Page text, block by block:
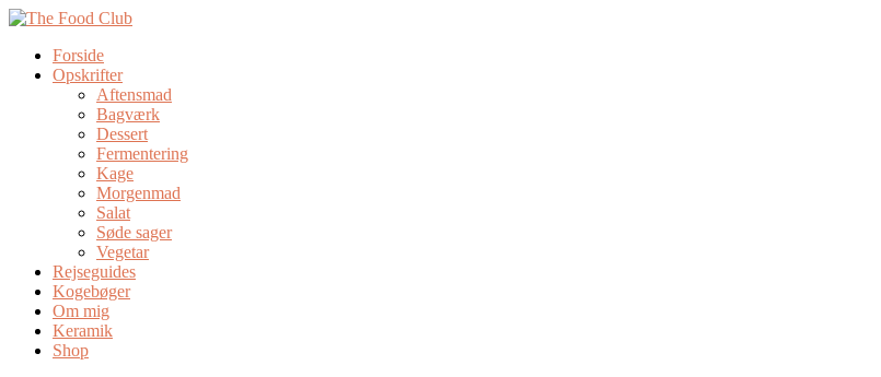
Forside
Opskrifter
Aftensmad
Bagværk
Dessert
Fermentering
Kage
Morgenmad
Salat
Søde sager
Vegetar
Rejseguides
Kogebøger
Om mig
Keramik
Shop